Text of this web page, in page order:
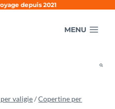
depuis 2021
MENU
valigie / Copertine per